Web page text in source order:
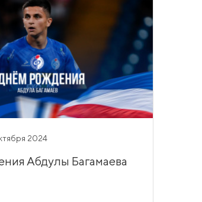
2024
Абдулы Багамаева